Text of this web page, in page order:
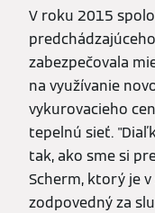
V roku 2015
zabezpečovala
na využívanie
vykurovacieho
tepelnú sieť.
tak, ako sme si
Scherm, ktorý je
zodpovedný za